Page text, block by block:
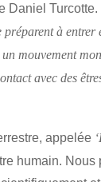
Daniel Turcotte.
à entrer
mouvement
avec des
appelée
humain.